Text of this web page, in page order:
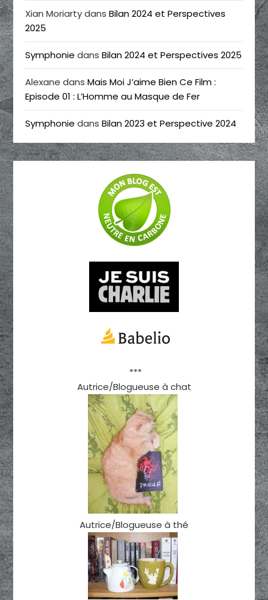
Xian MoriartydansBilan 2024 et Perspectives
2025
Symphonie dansBilan 2024 et Perspectives 2025
Alexane dansMais Moi J’aime Bien Ce Film :
Episode 01 : L’Homme au Masque de Fer
Symphonie dansBilan 2023 et Perspective 2024
***
Autrice/Blogueuse à chat
Autrice/Blogueuse à thé